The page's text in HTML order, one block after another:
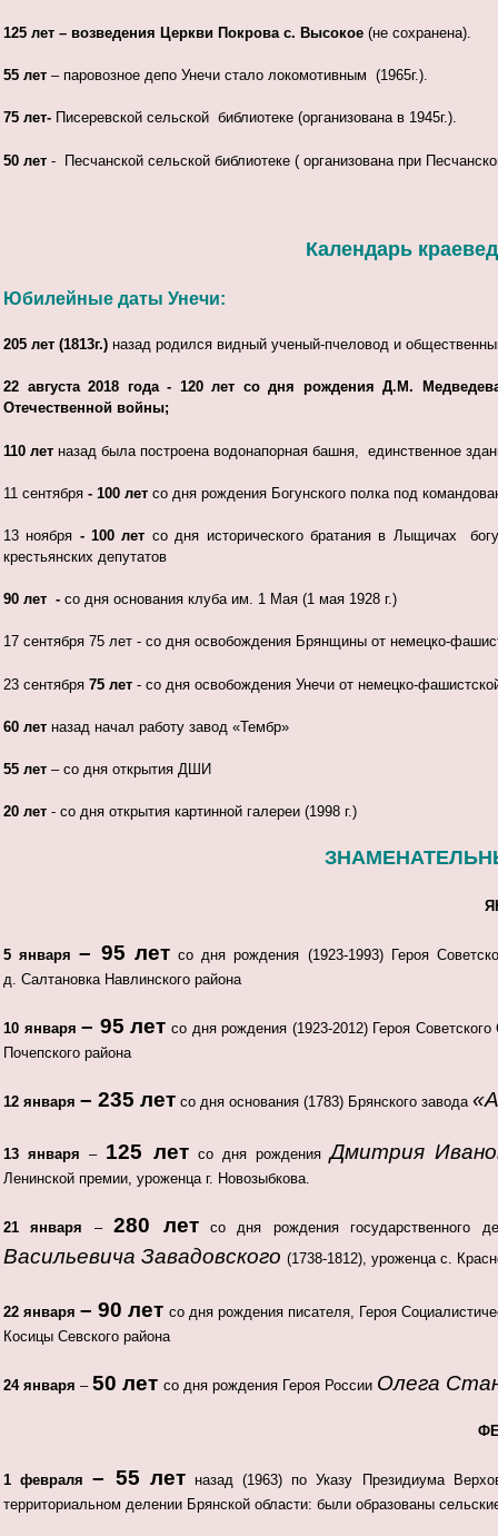
125 лет – возведения Церкви Покрова с. Высокое (не сохранена).
55 лет – паровозное депо Унечи стало локомотивным (1965г.).
75 лет- Писеревской сельской библиотеке (организована в 1945г.).
50 лет - Песчанской сельской библиотеке ( организована при
Календарь
Юбилейные даты Унечи:
205 лет (1813г.) назад родился видный ученый-пчеловод и
22 августа 2018 года - 120 лет со дня рождения Д.М. Медведева
Отечественной войны;
110 лет назад была построена водонапорная башня, единственное
11 сентября - 100 лет со дня рождения Богунского полка под
13 ноября - 100 лет со дня исторического братания в Лыщичах
крестьянских депутатов
90 лет - со дня основания клуба им. 1 Мая (1 мая 1928 г.)
17 сентября 75 лет - со дня освобождения Брянщины от немецко-
23 сентября 75 лет - со дня освобождения Унечи от немецко-
60 лет назад начал работу завод «Тембр»
55 лет – со дня открытия ДШИ
20 лет - со дня открытия картинной галереи (1998 г.)
5 января– 95 летсо дня рождения (1923-1993) Героя
д. Салтановка Навлинского района
10 января– 95 лет со дня рождения (1923-2012) Героя
Почепского района
12 января – 235 лет со дня основания (1783) Брянского завода
13 января– 125 летсо дня рожденияДмитрия
Ленинской премии, уроженца г. Новозыбкова.
21 января –280 летсо дня рождения государственного
Васильевича Завадовского (1738-1812), уроженца с.
22 января– 90 лет со дня рождения писателя, Героя
Косицы Севского района
24 января – 50 лет со дня рождения Героя России Олега
1 февраля– 55 летназад (1963) по Указу Президиума
территориальном делении Брянской области: были образованы